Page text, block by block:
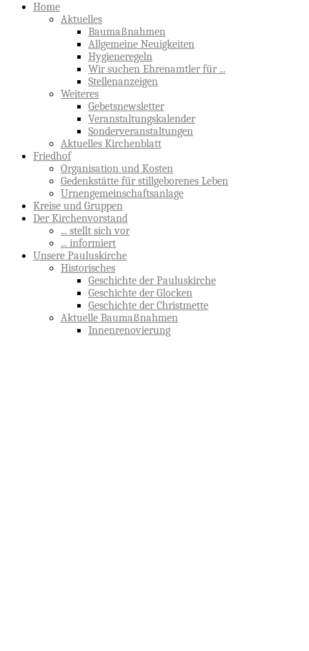
Home
Aktuelles
Baumaßnahmen
Allgemeine Neuigkeiten
Hygieneregeln
Wir suchen Ehrenamtler für ...
Stellenanzeigen
Weiteres
Gebetsnewsletter
Veranstaltungskalender
Sonderveranstaltungen
Aktuelles Kirchenblatt
Friedhof
Organisation und Kosten
Gedenkstätte für stillgeborenes Leben
Urnengemeinschaftsanlage
Kreise und Gruppen
Der Kirchenvorstand
... stellt sich vor
... informiert
Unsere Pauluskirche
Historisches
Geschichte der Pauluskirche
Geschichte der Glocken
Geschichte der Christmette
Aktuelle Baumaßnahmen
Innenrenovierung